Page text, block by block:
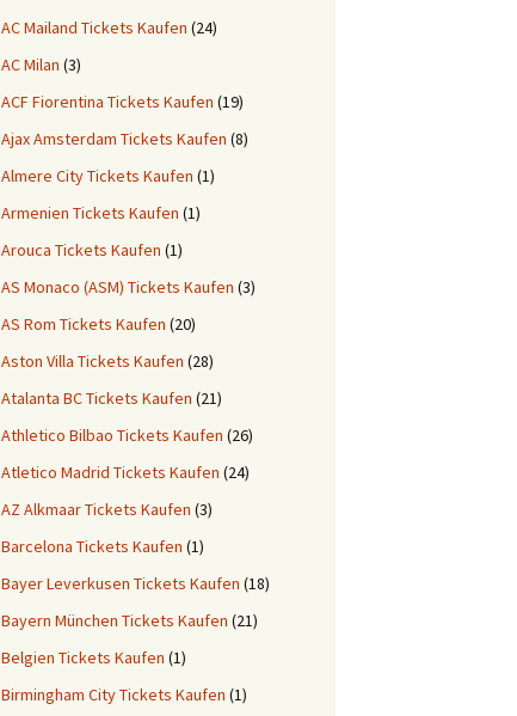
AC Mailand Tickets Kaufen (24)
AC Milan (3)
ACF Fiorentina Tickets Kaufen (19)
Ajax Amsterdam Tickets Kaufen (8)
Almere City Tickets Kaufen (1)
Armenien Tickets Kaufen (1)
Arouca Tickets Kaufen (1)
AS Monaco (ASM) Tickets Kaufen (3)
AS Rom Tickets Kaufen (20)
Aston Villa Tickets Kaufen (28)
Atalanta BC Tickets Kaufen (21)
Athletico Bilbao Tickets Kaufen (26)
Atletico Madrid Tickets Kaufen (24)
AZ Alkmaar Tickets Kaufen (3)
Barcelona Tickets Kaufen (1)
Bayer Leverkusen Tickets Kaufen (18)
Bayern München Tickets Kaufen (21)
Belgien Tickets Kaufen (1)
Birmingham City Tickets Kaufen (1)